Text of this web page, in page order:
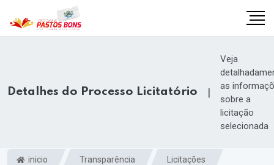
Detalhes do Processo Licitatório |
Veja
as
sobre a
licitação
selecionada
inicio Transparência Licitações